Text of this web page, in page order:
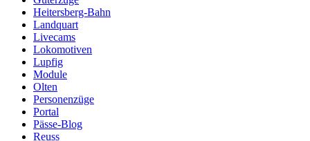
Heitersberg-Bahn
Landquart
Livecams
Lokomotiven
Lupfig
Module
Olten
Personenzüge
Portal
Pässe-Blog
Reuss